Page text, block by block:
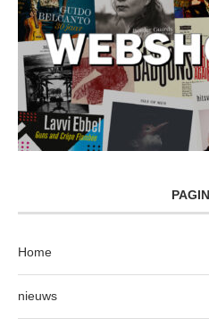
Home
nieuws